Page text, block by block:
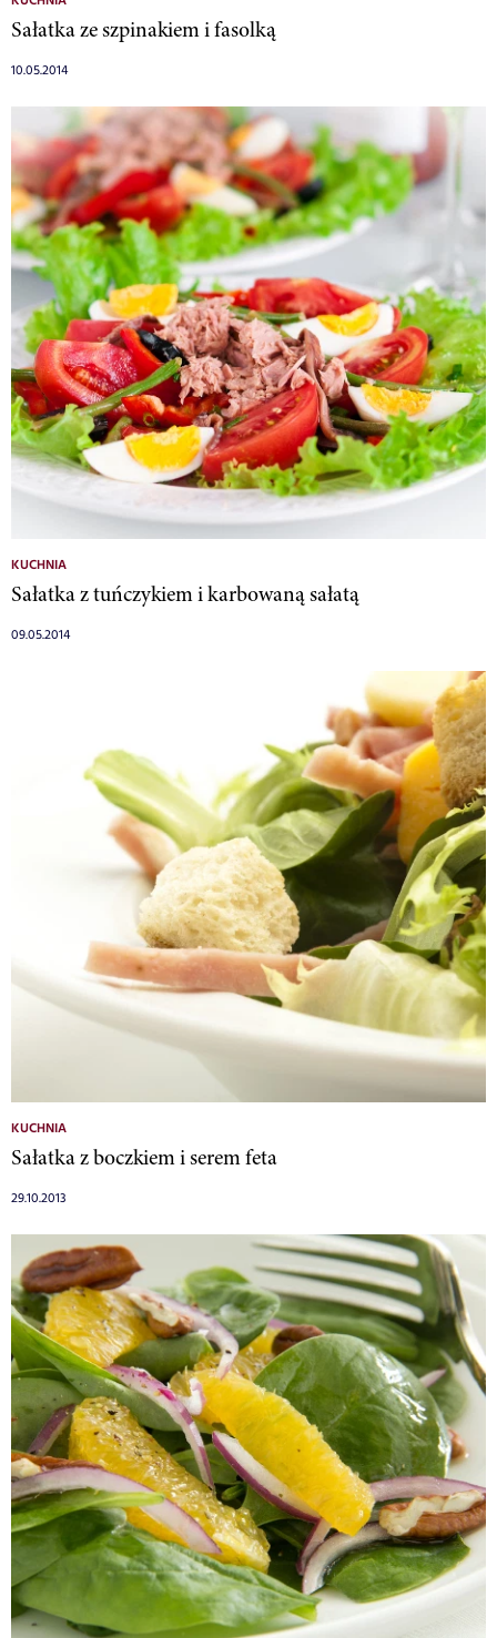
Sałatka ze szpinakiem i fasolką
10.05.2014
KUCHNIA
Sałatka z tuńczykiem i karbowaną sałatą
09.05.2014
KUCHNIA
Sałatka z boczkiem i serem feta
29.10.2013